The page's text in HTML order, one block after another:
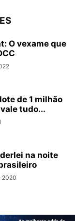
O vexame que
de 1 milhão
tudo...
na noite
2020